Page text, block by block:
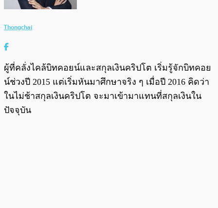
Thongchai
ผู้ที่คลั่งไคล้บิทคอยน์และสกุลเงินคริปโต เริ่มรู้จักบิทคอย
น์ช่วงปี 2015 แต่เริ่มหันมาศึกษาจริง ๆ เมื่อปี 2016 คิดว่า
ในไม่ช้าสกุลเงินคริปโต จะมาเข้ามาแทนที่สกุลเงินใน
ปัจจุบัน